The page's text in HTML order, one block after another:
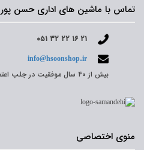
تماس با ماشین های اداری حسن پور
۰۵۱ ۳۲ ۲۲ ۱۶ ۲۱
info@hsoonshop.ir
بیش از ۴۰ سال موفقیت در جلب اعتماد شما
منوی اختصاصی